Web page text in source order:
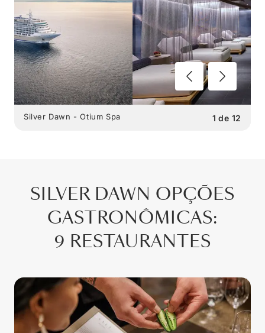
1 de 12
Silver Dawn - Otium Spa
SILVER DAWN OPÇÕES
GASTRONÔMICAS:
9 RESTAURANTES